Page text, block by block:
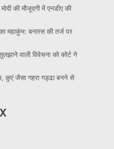
की मौजूदगी में एनडीए की
महाकुंभ: बनारस की तर्ज पर
वाली विवेचना को कोर्ट ने
कुएं जैसा गहरा गड्ढा बनने से